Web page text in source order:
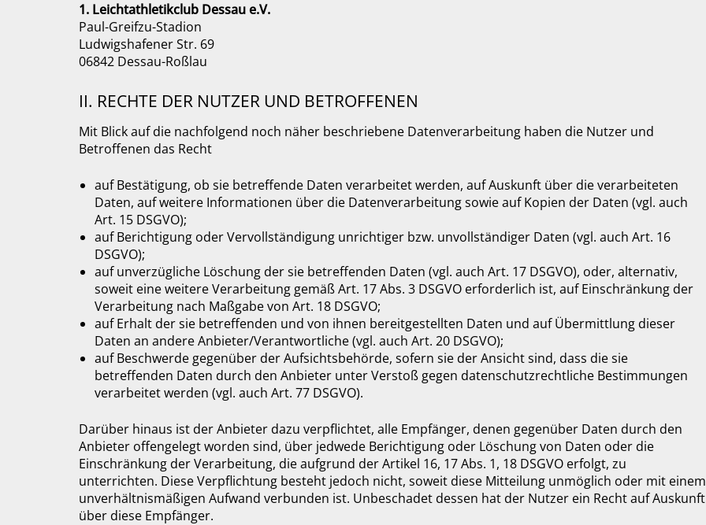
1. Leichtathletikclub Dessau e.V.
Paul-Greifzu-Stadion
Ludwigshafener Str. 69
06842 Dessau-Roßlau
II. RECHTE DER NUTZER UND BETROFFENEN
Mit Blick auf die nachfolgend noch näher beschriebene Datenverarbeitung haben die Nutzer und
Betroffenen das Recht
auf Bestätigung, ob sie betreffende Daten verarbeitet werden, auf Auskunft über die verarbeiteten
Daten, auf weitere Informationen über die Datenverarbeitung sowie auf Kopien der Daten (vgl. auch
Art. 15 DSGVO);
auf Berichtigung oder Vervollständigung unrichtiger bzw. unvollständiger Daten (vgl. auch Art. 16
DSGVO);
auf unverzügliche Löschung der sie betreffenden Daten (vgl. auch Art. 17 DSGVO), oder, alternativ,
soweit eine weitere Verarbeitung gemäß Art. 17 Abs. 3 DSGVO erforderlich ist, auf Einschränkung der
Verarbeitung nach Maßgabe von Art. 18 DSGVO;
auf Erhalt der sie betreffenden und von ihnen bereitgestellten Daten und auf Übermittlung dieser
Daten an andere Anbieter/Verantwortliche (vgl. auch Art. 20 DSGVO);
auf Beschwerde gegenüber der Aufsichtsbehörde, sofern sie der Ansicht sind, dass die sie
betreffenden Daten durch den Anbieter unter Verstoß gegen datenschutzrechtliche Bestimmungen
verarbeitet werden (vgl. auch Art. 77 DSGVO).
Darüber hinaus ist der Anbieter dazu verpflichtet, alle Empfänger, denen gegenüber Daten durch den
Anbieter offengelegt worden sind, über jedwede Berichtigung oder Löschung von Daten oder die
Einschränkung der Verarbeitung, die aufgrund der Artikel 16, 17 Abs. 1, 18 DSGVO erfolgt, zu
unterrichten. Diese Verpflichtung besteht jedoch nicht, soweit diese Mitteilung unmöglich oder mit einem
unverhältnismäßigen Aufwand verbunden ist. Unbeschadet dessen hat der Nutzer ein Recht auf Auskunft
über diese Empfänger.